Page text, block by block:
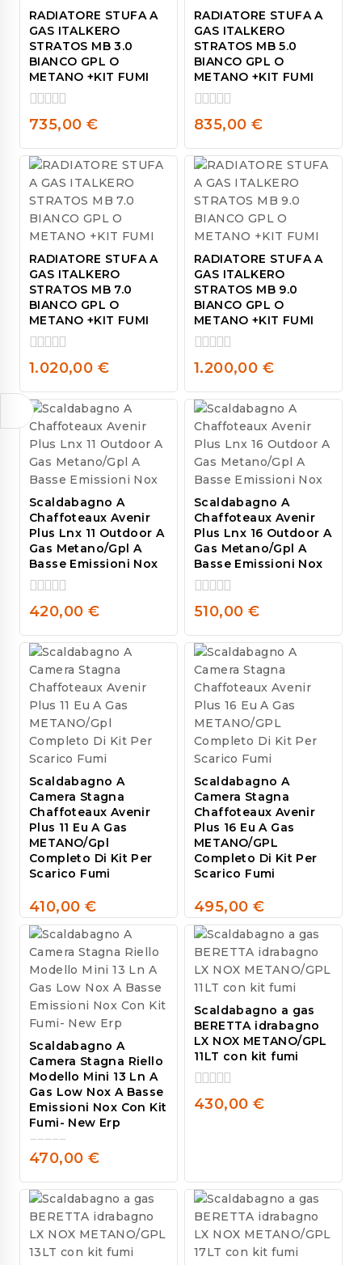
RADIATORE STUFA A
GAS ITALKERO
STRATOS MB 3.0
BIANCO GPL O
METANO +KIT FUMI
0
of
5
735,00 €
RADIATORE STUFA A
GAS ITALKERO
STRATOS MB 5.0
BIANCO GPL O
METANO +KIT FUMI
0
of
5
835,00 €
RADIATORE STUFA A
GAS ITALKERO
STRATOS MB 7.0
BIANCO GPL O
METANO +KIT FUMI
0
of
5
1.020,00 €
RADIATORE STUFA A
GAS ITALKERO
STRATOS MB 9.0
BIANCO GPL O
METANO +KIT FUMI
0
of
5
1.200,00 €
Scaldabagno A
Chaffoteaux Avenir
Plus Lnx 11 Outdoor A
Gas Metano/Gpl A
Basse Emissioni Nox
0
of
5
420,00 €
Scaldabagno A
Chaffoteaux Avenir
Plus Lnx 16 Outdoor A
Gas Metano/Gpl A
Basse Emissioni Nox
0
of
5
510,00 €
Scaldabagno A
Camera Stagna
Chaffoteaux Avenir
Plus 11 Eu A Gas
METANO/Gpl
Completo Di Kit Per
Scarico Fumi
0
out
of
5
410,00 €
Scaldabagno A
Camera Stagna
Chaffoteaux Avenir
Plus 16 Eu A Gas
METANO/GPL
Completo Di Kit Per
Scarico Fumi
0
out
of
5
495,00 €
Scaldabagno A
Camera Stagna Riello
Modello Mini 13 Ln A
Gas Low Nox A Basse
Emissioni Nox Con Kit
Fumi- New Erp
out
of
5
470,00 €
Scaldabagno a gas
BERETTA idrabagno
LX NOX METANO/GPL
11LT con kit fumi
0
430,00 €